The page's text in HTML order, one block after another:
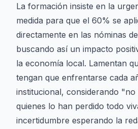
La formación insiste en la
medida para que el 60% se
directamente en las nóminas
buscando así un impacto
la economía local. Lamentan
tengan que enfrentarse cada
institucional, considerando
quienes lo han perdido todo
incertidumbre esperando la